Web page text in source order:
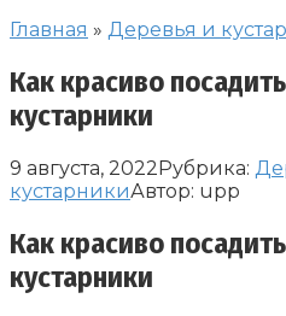
Главная » Деревья и
Как красиво
кустарники
9 августа, 2022Рубрика:
кустарникиАвтор: upp
Как красиво
кустарники